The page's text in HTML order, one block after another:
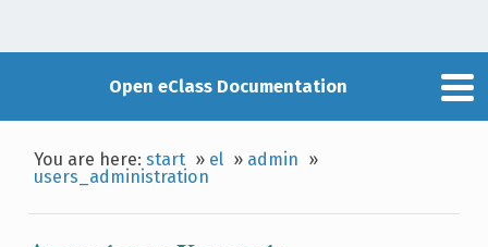
Open eClass Documentation
You are here:start » el » admin »
users_administration